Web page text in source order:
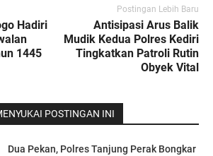
Hadiri
1445
Postingan Lebih Baru
Antisipasi Arus Balik
Mudik Kedua Polres Kediri
Tingkatkan Patroli Rutin
Obyek Vital
POSTINGAN INI
Dua Pekan, Polres Tanjung Perak Bongkar